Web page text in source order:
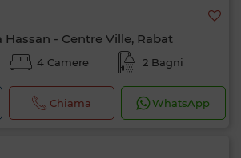
- Centre Ville, Rabat
4 Camere 2 Bagni
Chiama WhatsApp